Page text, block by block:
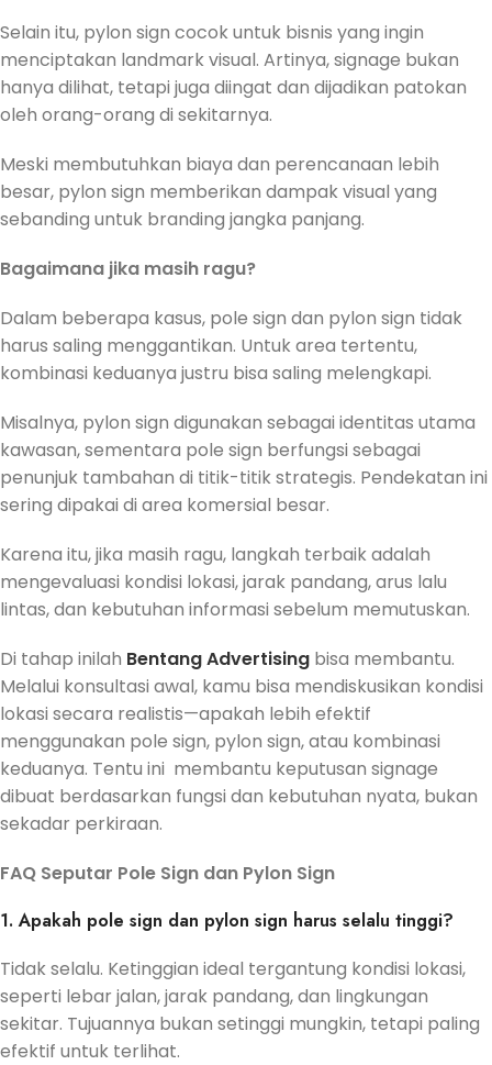
Selain itu, pylon sign cocok untuk bisnis yang ingin
menciptakan landmark visual. Artinya, signage bukan
hanya dilihat, tetapi juga diingat dan dijadikan patokan
oleh orang-orang di sekitarnya.
Meski membutuhkan biaya dan perencanaan lebih
besar, pylon sign memberikan dampak visual yang
sebanding untuk branding jangka panjang.
Bagaimana jika masih ragu?
Dalam beberapa kasus, pole sign dan pylon sign tidak
harus saling menggantikan. Untuk area tertentu,
kombinasi keduanya justru bisa saling melengkapi.
Misalnya, pylon sign digunakan sebagai identitas utama
kawasan, sementara pole sign berfungsi sebagai
penunjuk tambahan di titik-titik strategis. Pendekatan ini
sering dipakai di area komersial besar.
Karena itu, jika masih ragu, langkah terbaik adalah
mengevaluasi kondisi lokasi, jarak pandang, arus lalu
lintas, dan kebutuhan informasi sebelum memutuskan.
Di tahap inilah Bentang Advertising bisa membantu.
Melalui konsultasi awal, kamu bisa mendiskusikan kondisi
lokasi secara realistis—apakah lebih efektif
menggunakan pole sign, pylon sign, atau kombinasi
keduanya. Tentu ini membantu keputusan signage
dibuat berdasarkan fungsi dan kebutuhan nyata, bukan
sekadar perkiraan.
FAQ Seputar Pole Sign dan Pylon Sign
1. Apakah pole sign dan pylon sign harus selalu tinggi?
Tidak selalu. Ketinggian ideal tergantung kondisi lokasi,
seperti lebar jalan, jarak pandang, dan lingkungan
sekitar. Tujuannya bukan setinggi mungkin, tetapi paling
efektif untuk terlihat.